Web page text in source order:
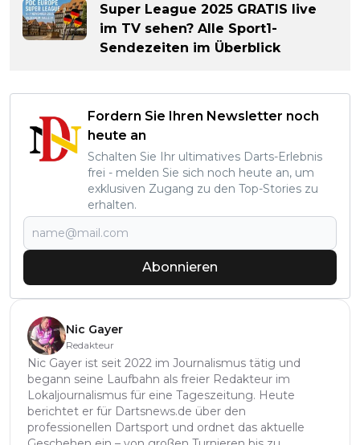
Super League 2025 GRATIS live
im TV sehen? Alle Sport1-
Sendezeiten im Überblick
Fordern Sie Ihren Newsletter noch
heute an
Schalten Sie Ihr ultimatives Darts-Erlebnis
frei - melden Sie sich noch heute an, um
exklusiven Zugang zu den Top-Stories zu
erhalten.
Abonnieren
Nic Gayer
Redakteur
Nic Gayer ist seit 2022 im Journalismus tätig und
begann seine Laufbahn als freier Redakteur im
Lokaljournalismus für eine Tageszeitung. Heute
berichtet er für Dartsnews.de über den
professionellen Dartsport und ordnet das aktuelle